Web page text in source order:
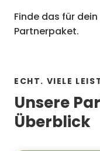
Finde das für
Partnerpaket.
ECHT. VIELE
Unsere
Überblick